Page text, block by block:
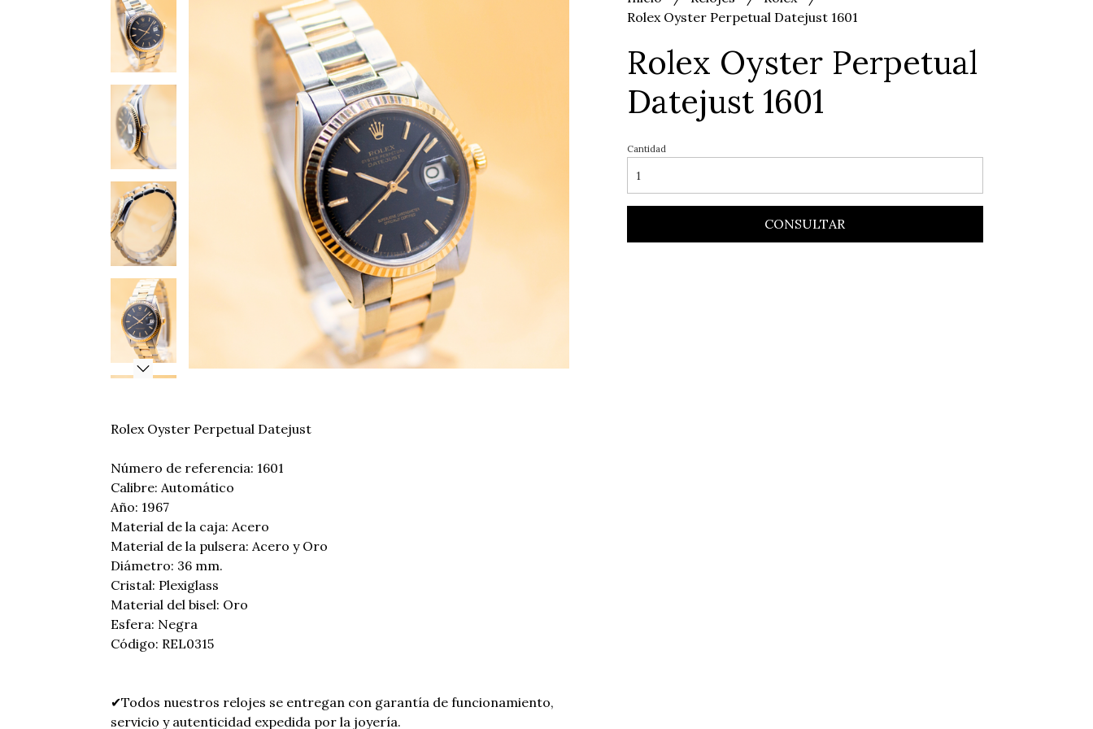
Rolex Oyster Perpetual Datejust
Número de referencia: 1601
Calibre: Automático
Año: 1967
Material de la caja: Acero
Material de la pulsera: Acero y Oro
Diámetro: 36 mm.
Cristal: Plexiglass
Material del bisel: Oro
Esfera: Negra
Código: REL0315
✔Todos nuestros relojes se entregan con garantía de funcionamiento,
servicio y autenticidad expedida por la joyería.
Rolex Oyster Perpetual Datejust 1601
Rolex Oyster Perpetual
Datejust 1601
Cantidad
CONSULTAR